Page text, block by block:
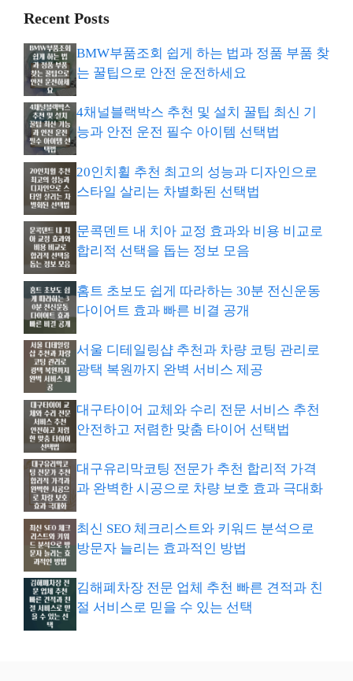
Recent Posts
BMW부품조회 쉽게 하는 법과 정품 부품 찾
는 꿀팁으로 안전 운전하세요
4채널블랙박스 추천 및 설치 꿀팁 최신 기
능과 안전 운전 필수 아이템 선택법
20인치휠 추천 최고의 성능과 디자인으로
스타일 살리는 차별화된 선택법
문콕덴트 내 치아 교정 효과와 비용 비교로
합리적 선택을 돕는 정보 모음
홈트 초보도 쉽게 따라하는 30분 전신운동
다이어트 효과 빠른 비결 공개
서울 디테일링샵 추천과 차량 코팅 관리로
광택 복원까지 완벽 서비스 제공
대구타이어 교체와 수리 전문 서비스 추천
안전하고 저렴한 맞춤 타이어 선택법
대구유리막코팅 전문가 추천 합리적 가격
과 완벽한 시공으로 차량 보호 효과 극대화
최신 SEO 체크리스트와 키워드 분석으로
방문자 늘리는 효과적인 방법
김해폐차장 전문 업체 추천 빠른 견적과 친
절 서비스로 믿을 수 있는 선택